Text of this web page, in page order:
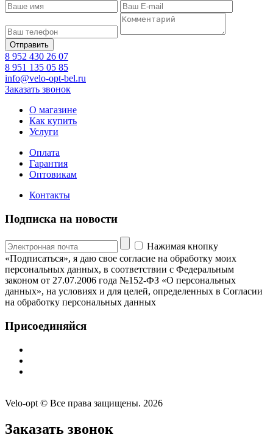
8 952 430 26 07
8 951 135 05 85
info@velo-opt-bel.ru
Заказать звонок
О магазине
Как купить
Услуги
Оплата
Гарантия
Оптовикам
Контакты
Подписка на новости
Нажимая кнопку
«Подписаться», я даю свое согласие на обработку моих
персональных данных, в соответствии с Федеральным
законом от 27.07.2006 года №152-ФЗ «О персональных
данных», на условиях и для целей, определенных в Согласии
на обработку персональных данных
Присоединяйся
Velo-opt © Все права защищены. 2026
Заказать звонок